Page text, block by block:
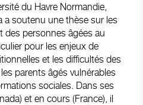
du Havre Normandie,
a soutenu une thèse sur les
des personnes âgées au
pour les enjeux de
et les difficultés des
parents âgés vulnérables
sociales. Dans ses
et en cours (France), il